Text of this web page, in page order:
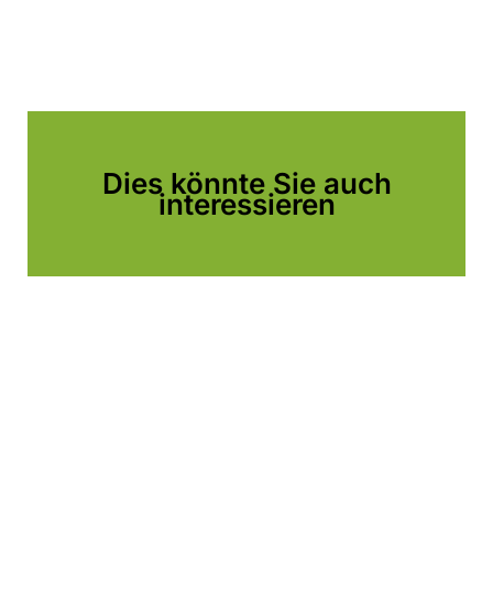
Dies könnte Sie auch
interessieren